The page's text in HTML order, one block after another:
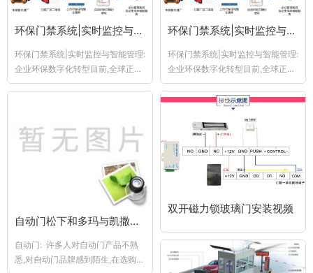
环保门禁系统|实时监控与智能管理
环保门禁系统|实时监控与智能管理:
企业环保数字化转型目前,全球正面
临着越来越严重的气候变化和环境
环保门禁系统|实时监控与智能管理
环保门禁系统|实时监控与智能管理:
企业环保数字化转型目前,全球正面
临着越来越严重的气候变化和环境
问题...
自动门松下和多玛与凯撒自动门作个对比|松下自动门PK多玛自动门
自动门: 许多人对自动门产品不熟
悉,对自动门品牌感到陌生,在选购自
双开磁力锁玻璃门安装视频